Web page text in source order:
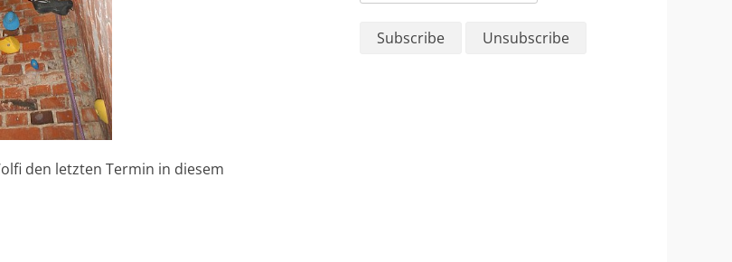
den letzten Termin in diesem